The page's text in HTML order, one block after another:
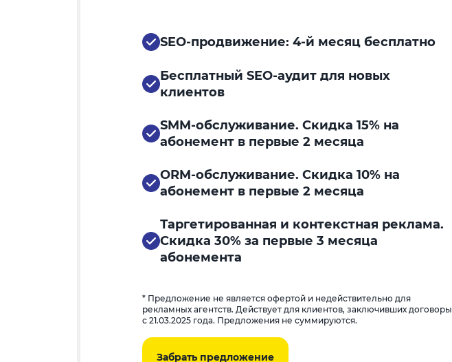
SEO-продвижение: 4-й месяц бесплатно
Бесплатный SEO-аудит для новых
клиентов
SMM-обслуживание. Скидка 15% на
абонемент в первые 2 месяца
ORM-обслуживание. Скидка 10% на
абонемент в первые 2 месяца
Таргетированная и контекстная реклама.
Скидка 30% за первые 3 месяца
абонемента
* Предложение не является офертой и недействительно для
рекламных агентств. Действует для клиентов, заключивших договоры
с 21.03.2025 года. Предложения не суммируются.
Забрать предложение